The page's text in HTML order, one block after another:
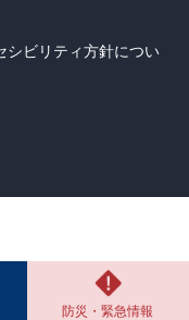
防災・緊急情報
シビリティ方針につい